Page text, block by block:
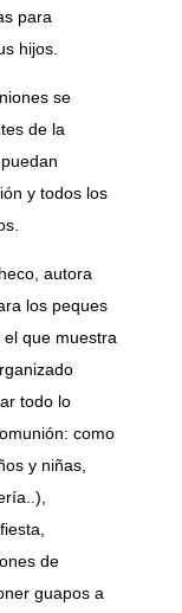
para
hijos.
se
de la
y todos los
autora
los peques
que muestra
todo lo
como
y niñas,
de
guapos a